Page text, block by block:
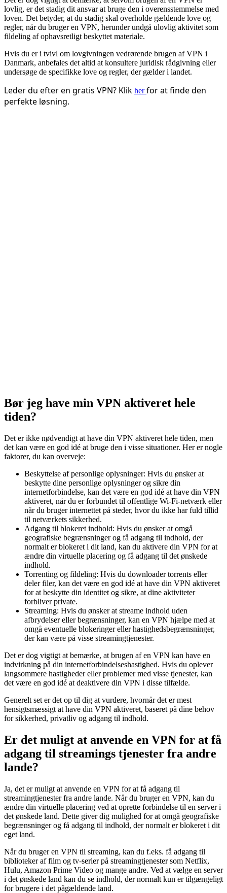
lovlig, er det stadig dit ansvar at bruge den i overensstemmelse med
loven. Det betyder, at du stadig skal overholde gældende love og
regler, når du bruger en VPN, herunder undgå ulovlig aktivitet som
fildeling af ophavsretligt beskyttet materiale.
Hvis du er i tvivl om lovgivningen vedrørende brugen af VPN i
Danmark, anbefales det altid at konsultere juridisk rådgivning eller
undersøge de specifikke love og regler, der gælder i landet.
Leder du efter en gratis VPN? Klik herfor at finde den
perfekte løsning.
Bør jeg have min VPN aktiveret hele
tiden?
Det er ikke nødvendigt at have din VPN aktiveret hele tiden, men
det kan være en god idé at bruge den i visse situationer. Her er nogle
faktorer, du kan overveje:
Beskyttelse af personlige oplysninger: Hvis du ønsker at
beskytte dine personlige oplysninger og sikre din
internetforbindelse, kan det være en god idé at have din VPN
aktiveret, når du er forbundet til offentlige Wi-Fi-netværk eller
når du bruger internettet på steder, hvor du ikke har fuld tillid
til netværkets sikkerhed.
Adgang til blokeret indhold: Hvis du ønsker at omgå
geografiske begrænsninger og få adgang til indhold, der
normalt er blokeret i dit land, kan du aktivere din VPN for at
ændre din virtuelle placering og få adgang til det ønskede
indhold.
Torrenting og fildeling: Hvis du downloader torrents eller
deler filer, kan det være en god idé at have din VPN aktiveret
for at beskytte din identitet og sikre, at dine aktiviteter
forbliver private.
Streaming: Hvis du ønsker at streame indhold uden
afbrydelser eller begrænsninger, kan en VPN hjælpe med at
omgå eventuelle blokeringer eller hastighedsbegrænsninger,
der kan være på visse streamingtjenester.
Det er dog vigtigt at bemærke, at brugen af en VPN kan have en
indvirkning på din internetforbindelseshastighed. Hvis du oplever
langsommere hastigheder eller problemer med visse tjenester, kan
det være en god idé at deaktivere din VPN i disse tilfælde.
Generelt set er det op til dig at vurdere, hvornår det er mest
hensigtsmæssigt at have din VPN aktiveret, baseret på dine behov
for sikkerhed, privatliv og adgang til indhold.
Er det muligt at anvende en VPN for at få
adgang til streamings tjenester fra andre
lande?
Ja, det er muligt at anvende en VPN for at få adgang til
streamingtjenester fra andre lande. Når du bruger en VPN, kan du
ændre din virtuelle placering ved at oprette forbindelse til en server i
det ønskede land. Dette giver dig mulighed for at omgå geografiske
begrænsninger og få adgang til indhold, der normalt er blokeret i dit
eget land.
Når du bruger en VPN til streaming, kan du f.eks. få adgang til
biblioteker af film og tv-serier på streamingtjenester som Netflix,
Hulu, Amazon Prime Video og mange andre. Ved at vælge en server
i det ønskede land kan du se indhold, der normalt kun er tilgængeligt
for brugere i det pågældende land.